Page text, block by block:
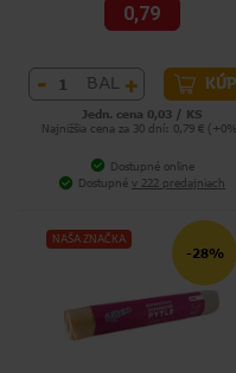
0,79
- BAL +
Jedn. cena 0,03 / KS
Najnižšia cena za 30 dní: 0,79 €
Dostupné online
Dostupné v 222 predajniach
NAŠA ZNAČKA
-28%